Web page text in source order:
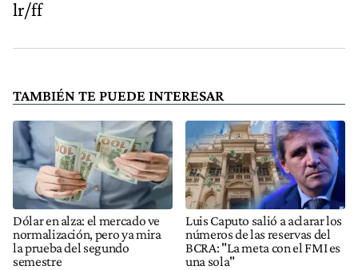
lr/ff
TAMBIÉN TE PUEDE INTERESAR
Dólar en alza: el mercado ve
normalización, pero ya mira
la prueba del segundo
semestre
Luis Caputo salió a aclarar los
números de las reservas del
BCRA: "La meta con el FMI es
una sola"